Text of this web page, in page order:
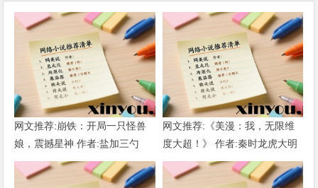
网文推荐:崩铁：开局一只怪兽
娘，震撼星神 作者:盐加三勺
（1-218）TXT下载
网文推荐:《美漫：我，无限维
度大超！》 作者:秦时龙虎大明
1-802章 TXT下载